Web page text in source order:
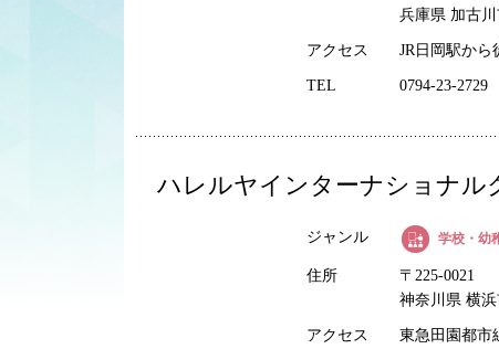
兵庫県 加古
アクセス JR日岡駅から
TEL 0794-23-2729
ハレルヤインターナショナル
ジャンル 学校・幼
住所
〒225-0021
神奈川県 横
アクセス 東急田園都市